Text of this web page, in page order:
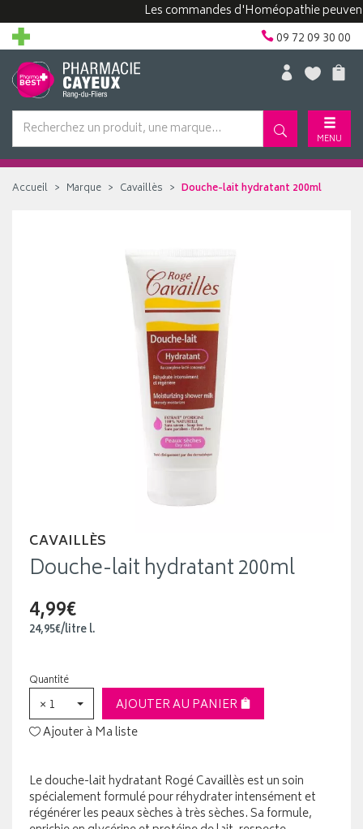
Les commandes d'Homéopathie peuvent
09 72 09 30 00
MENU
Accueil Marque Cavaillès Douche-lait hydratant 200ml
CAVAILLÈS
Douche-lait hydratant 200ml
4,99€
24,95€/litrel.
Quantité
× 1
AJOUTER AU PANIER
Ajouter à Ma liste
Le douche-lait hydratant Rogé Cavaillès est un soin
spécialement formulé pour réhydrater intensément et
régénérer les peaux sèches à très sèches. Sa formule,